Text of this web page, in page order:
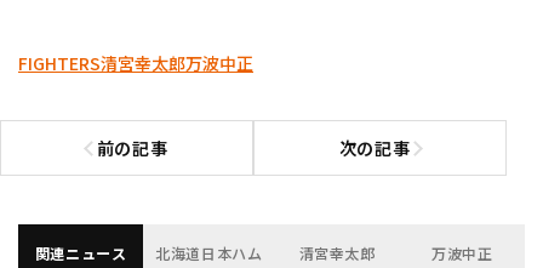
FIGHTERS清宮幸太郎万波中正
前の記事
前の記事へ 次の記事次の記事へ
関連ニュース 北海道日本ハム 清宮幸太郎 万波中正